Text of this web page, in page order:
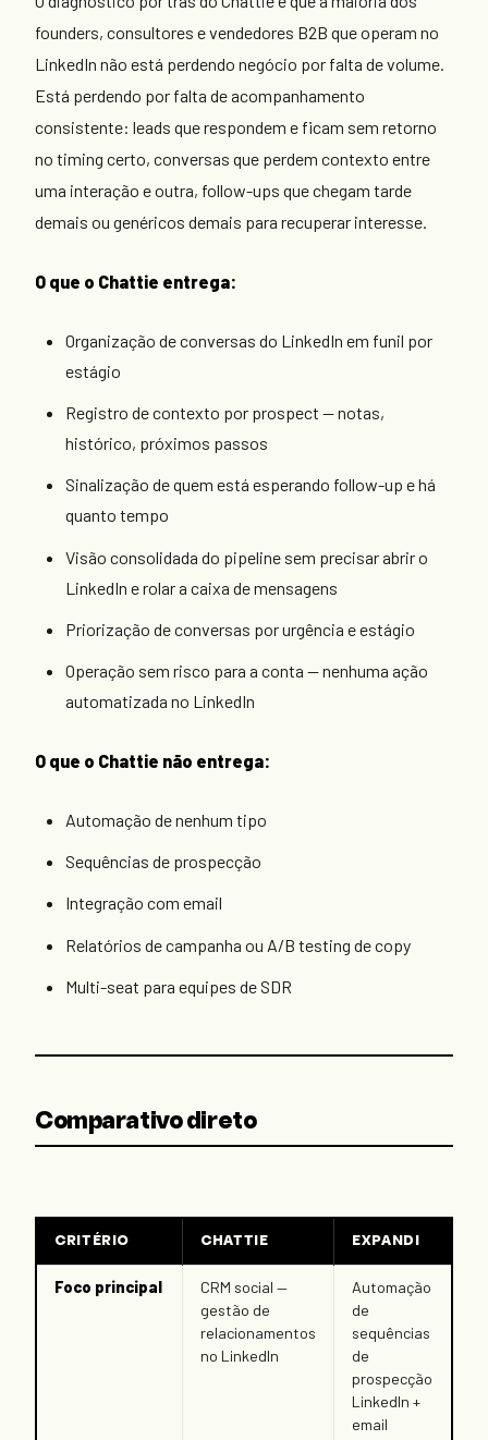
founders, consultores e vendedores B2B que operam no
LinkedIn não está perdendo negócio por falta de volume.
Está perdendo por falta de acompanhamento
consistente: leads que respondem e ficam sem retorno
no timing certo, conversas que perdem contexto entre
uma interação e outra, follow-ups que chegam tarde
demais ou genéricos demais para recuperar interesse.
O que o Chattie entrega:
Organização de conversas do LinkedIn em funil por
estágio
Registro de contexto por prospect — notas,
histórico, próximos passos
Sinalização de quem está esperando follow-up e há
quanto tempo
Visão consolidada do pipeline sem precisar abrir o
LinkedIn e rolar a caixa de mensagens
Priorização de conversas por urgência e estágio
Operação sem risco para a conta — nenhuma ação
automatizada no LinkedIn
O que o Chattie não entrega:
Automação de nenhum tipo
Sequências de prospecção
Integração com email
Relatórios de campanha ou A/B testing de copy
Multi-seat para equipes de SDR
Comparativo direto
CRITÉRIO CHATTIE EXPANDI
Foco principal
CRM social —
gestão de
relacionamentos
no LinkedIn
Automação
de
sequências
de
prospecção
LinkedIn +
email